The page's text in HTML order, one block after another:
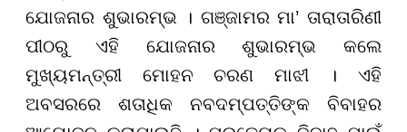
ଯୋଜନାର ଶୁଭାରମ୍ଭ । ଗଞ୍ଜାମର ମା’ ତାରାତାରିଣୀ
ପୀଠରୁ ଏହି ଯୋଜନାର ଶୁଭାରମ୍ଭ କଲେ
ମୁଖ୍ୟମନ୍ତ୍ରୀ ମୋହନ ଚରଣ ମାଝୀ । ଏହି
ଅବସରରେ ଶତାଧିକ ନବଦମ୍ପତ୍ତିଙ୍କ ବିବାହର